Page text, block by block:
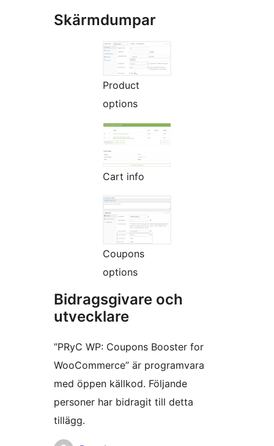
Skärmdumpar
Product
options
Cart info
Coupons
options
Bidragsgivare och
utvecklare
”PRyC WP: Coupons Booster for
WooCommerce” är programvara
med öppen källkod. Följande
personer har bidragit till detta
tillägg.